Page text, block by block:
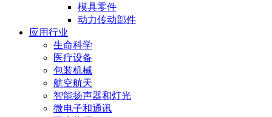
模具零件
动力传动部件
应用行业
生命科学
医疗设备
包装机械
航空航天
智能扬声器和灯光
微电子和通讯